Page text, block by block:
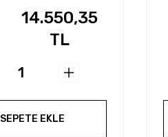
14.550,35
TL
SEPETE EKLE